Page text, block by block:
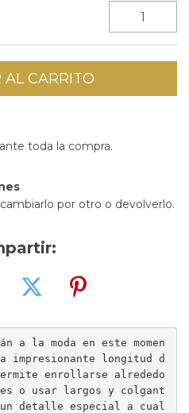
toda la compra.
por otro o devolverlo.
a la moda en este momen
impresionante longitud d
enrollarse alrededo
o usar largos y colgant
detalle especial a cual